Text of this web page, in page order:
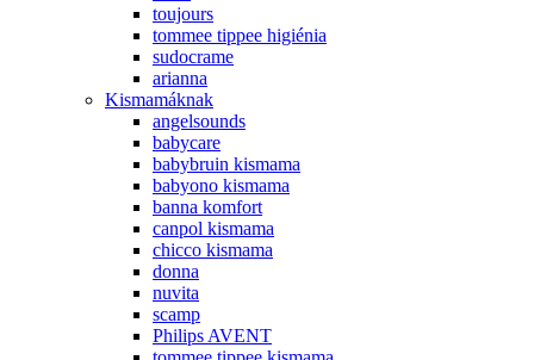
toujours
tommee tippee higiénia
sudocrame
arianna
Kismamáknak
angelsounds
babycare
babybruin kismama
babyono kismama
banna komfort
canpol kismama
chicco kismama
donna
nuvita
scamp
Philips AVENT